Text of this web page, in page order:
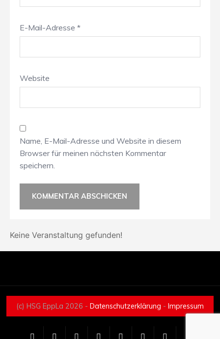
E-Mail-Adresse *
Website
Name, E-Mail-Adresse und Website in diesem
Browser für meinen nächsten Kommentar
speichern.
Keine Veranstaltung gefunden!
(c) HSG EppLa 2026 - Datenschutzerklärung - Impressum